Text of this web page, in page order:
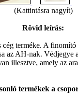
(Kattintásra nagyít)
Rövid leírás:
terméke. A
AH-nak.
illesztve, amely az
termékek a